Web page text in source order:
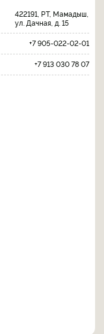
422191, РТ, Мамадыш,
ул. Дачная, д. 15
+7 905-022-02-01
+7 913 030 78 07